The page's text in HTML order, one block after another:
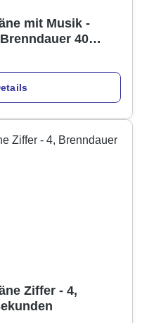
mit Musik -
40
Ziffer - 4,